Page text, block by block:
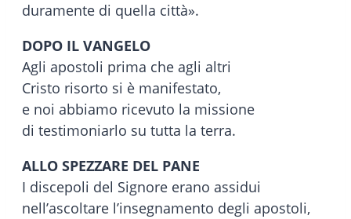
duramente di quella città».
DOPO IL VANGELO
Agli apostoli prima che agli altri
Cristo risorto si è manifestato,
e noi abbiamo ricevuto la missione
di testimoniarlo su tutta la terra.
ALLO SPEZZARE DEL PANE
I discepoli del Signore erano assidui
nell’ascoltare l’insegnamento degli apostoli,